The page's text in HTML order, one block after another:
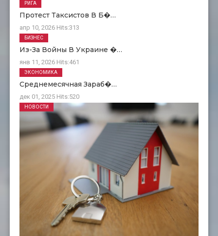
Протест Таксистов В Б�…
апр 10, 2026 Hits:313
РИГА
Из-За Войны В Украине �…
янв 11, 2026 Hits:461
БИЗНЕС
Среднемесячная Зараб�…
дек 01, 2025 Hits:520
ЭКОНОМИКА
НОВОСТИ